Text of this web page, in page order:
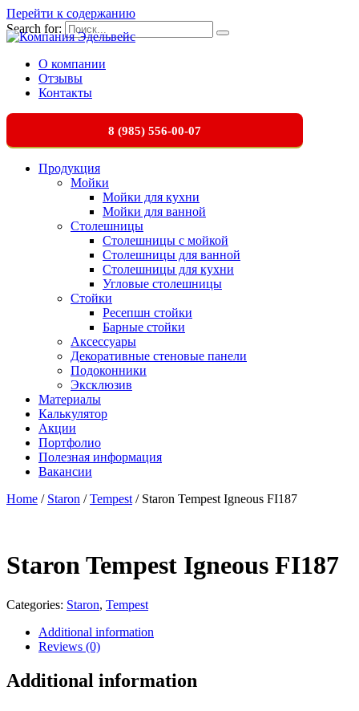
Перейти к содержанию
Search for:
О компании
Отзывы
Контакты
8 (985) 556-00-07
Продукция
Мойки
Мойки для кухни
Мойки для ванной
Столешницы
Столешницы с мойкой
Столешницы для ванной
Столешницы для кухни
Угловые столешницы
Стойки
Ресепшн стойки
Барные стойки
Аксессуары
Декоративные стеновые панели
Подоконники
Эксклюзив
Материалы
Калькулятор
Акции
Портфолио
Полезная информация
Вакансии
Home / Staron /Tempest / Staron Tempest Igneous FI187
Staron Tempest Igneous FI187
Categories: Staron, Tempest
Additional information
Reviews (0)
Additional information